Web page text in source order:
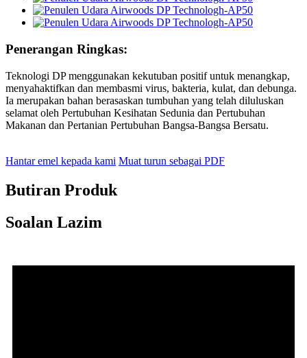
Penerangan Ringkas:
Teknologi DP menggunakan kekutuban positif untuk menangkap,
menyahaktifkan dan membasmi virus, bakteria, kulat, dan debunga.
Ia merupakan bahan berasaskan tumbuhan yang telah diluluskan
selamat oleh Pertubuhan Kesihatan Sedunia dan Pertubuhan
Makanan dan Pertanian Pertubuhan Bangsa-Bangsa Bersatu.
Hantar emel kepada kami Muat turun sebagai PDF
Butiran Produk
Soalan Lazim